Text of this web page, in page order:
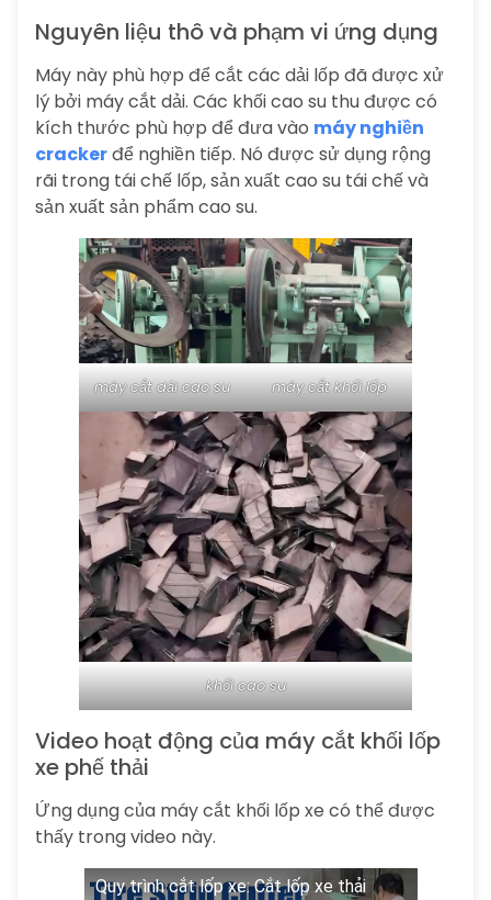
Nguyên liệu thô và phạm vi ứng dụng
Máy này phù hợp để cắt các dải lốp đã được xử
lý bởi máy cắt dải. Các khối cao su thu được có
kích thước phù hợp để đưa vào máy nghiền
crackerđể nghiền tiếp. Nó được sử dụng rộng
rãi trong tái chế lốp, sản xuất cao su tái chế và
sản xuất sản phẩm cao su.
máy cắt dải cao su máy cắt khối lốp
khối cao su
Video hoạt động của máy cắt khối lốp
xe phế thải
Ứng dụng của máy cắt khối lốp xe có thể được
thấy trong video này.
Quy trình cắt lốp xe: Cắt lốp xe thải